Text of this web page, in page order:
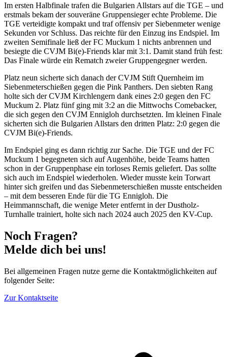
Im ersten Halbfinale trafen die Bulgarien Allstars auf die TGE – und
erstmals bekam der souveräne Gruppensieger echte Probleme. Die
TGE verteidigte kompakt und traf offensiv per Siebenmeter wenige
Sekunden vor Schluss. Das reichte für den Einzug ins Endspiel. Im
zweiten Semifinale ließ der FC Muckum 1 nichts anbrennen und
besiegte die CVJM Bi(e)-Friends klar mit 3:1. Damit stand früh fest:
Das Finale würde ein Rematch zweier Gruppengegner werden.
Platz neun sicherte sich danach der CVJM Stift Quernheim im
Siebenmeterschießen gegen die Pink Panthers. Den siebten Rang
holte sich der CVJM Kirchlengern dank eines 2:0 gegen den FC
Muckum 2. Platz fünf ging mit 3:2 an die Mittwochs Comebacker,
die sich gegen den CVJM Ennigloh durchsetzten. Im kleinen Finale
sicherten sich die Bulgarien Allstars den dritten Platz: 2:0 gegen die
CVJM Bi(e)-Friends.
Im Endspiel ging es dann richtig zur Sache. Die TGE und der FC
Muckum 1 begegneten sich auf Augenhöhe, beide Teams hatten
schon in der Gruppenphase ein torloses Remis geliefert. Das sollte
sich auch im Endspiel wiederholen. Wieder musste kein Torwart
hinter sich greifen und das Siebenmeterschießen musste entscheiden
– mit dem besseren Ende für die TG Ennigloh. Die
Heimmannschaft, die wenige Meter entfernt in der Dustholz-
Turnhalle trainiert, holte sich nach 2024 auch 2025 den KV-Cup.
Noch Fragen?
Melde dich bei uns!
Bei allgemeinen Fragen nutze gerne die Kontaktmöglichkeiten auf
folgender Seite:
Zur Kontaktseite